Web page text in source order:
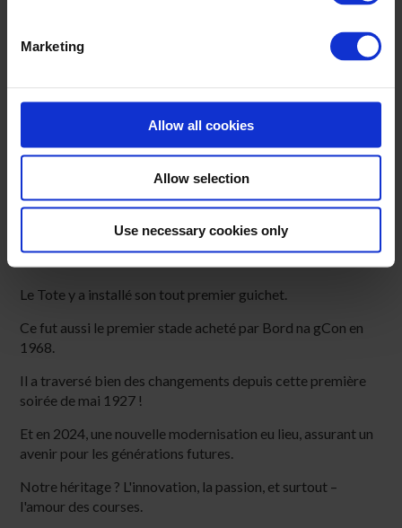
Marketing
Allow all cookies
Allow selection
Use necessary cookies only
Cette association aide plus de 2 000 lévriers chaque année
Nos ambassadeurs canins de l’IRGT (accompagnés de
soirées à Shelbourne Park. N’hésitez pas de leur dire
bonjour et d’écouter leurs histoires !
Évolution et héritage
De gradins modestes à un stade de classe mondiale,
Shelbourne Park a bien évolué.
C'est ici qu'a eu lieu le premier photo finish d'Irlande en
Le Tote y a installé son tout premier guichet.
Ce fut aussi le premier stade acheté par Bord na gCon en
1968.
Il a traversé bien des changements depuis cette première
soirée de mai 1927 !
Et en 2024, une nouvelle modernisation eu lieu, assurant un
avenir pour les générations futures.
Notre héritage ? L'innovation, la passion, et surtout –
l'amour des courses.